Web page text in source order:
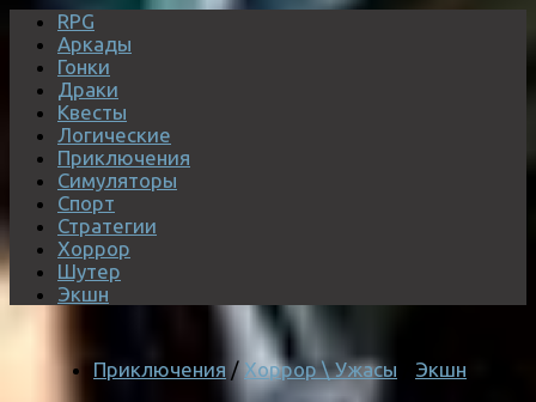
RPG
Аркады
Гонки
Драки
Квесты
Логические
Приключения
Симуляторы
Спорт
Стратегии
Хоррор
Шутер
Экшн
Приключения / Хоррор \ Ужасы Экшн